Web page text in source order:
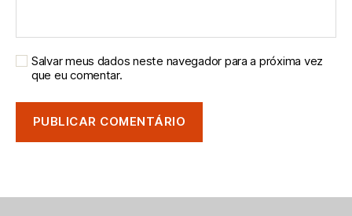
Salvar meus dados neste navegador para a próxima vez
que eu comentar.